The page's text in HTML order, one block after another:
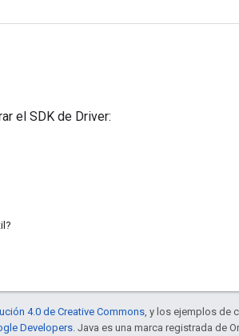
el SDK de Driver:
4.0 de Creative Commons, y los ejemplos de
Developers. Java es una marca registrada de